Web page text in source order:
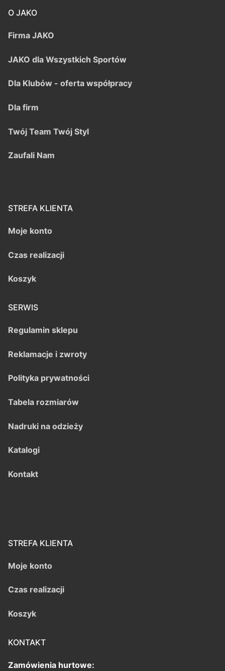
O JAKO
Firma JAKO
JAKO dla Wszystkich Sportów
Dla Klubów - oferta współpracy
Dla firm
Twój Team Twój Styl
Zaufali Nam
STREFA KLIENTA
Moje konto
Czas realizacji
Koszyk
SERWIS
Regulamin sklepu
Reklamacje i zwroty
Polityka prywatności
Tabela rozmiarów
Nadruki na odzieży
Katalogi
Kontakt
STREFA KLIENTA
Moje konto
Czas realizacji
Koszyk
KONTAKT
Zamówienia hurtowe: